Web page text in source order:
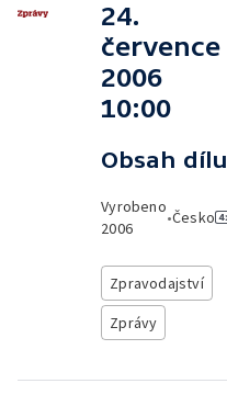
24.
července
2006
10:00
Obsah dílu
Vyrobeno
2006
•Česko
Zpravodajství
Zprávy